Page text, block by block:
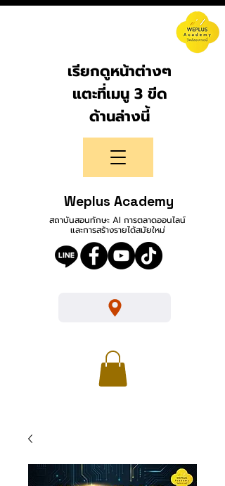
เรียกดูหน้าต่างๆ
แตะที่เมนู 3 ขีด
ด้านล่างนี้
Weplus Academy
สถาบันสอนทักษะ AI การตลาดออนไลน์
และการสร้างรายได้สมัยใหม่